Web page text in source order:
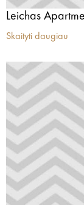
Leichas
Skaityti daugiau